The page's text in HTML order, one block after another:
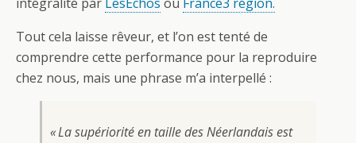
Tout cela laisse rêveur, et l’on est tenté de
comprendre cette performance pour la reproduire
chez nous, mais une phrase m’a interpellé :
« La supériorité en taille des Néerlandais est